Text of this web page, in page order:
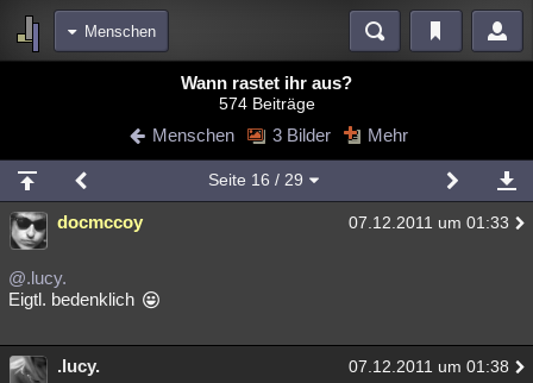
Menschen
Blogs Videos
Chat Wiki Neuigkeiten
meine Rubriken
Menschen Wissenschaft Mystery Kriminalfälle
Spiritualität
weitere Rubriken
Wann rastet ihr aus?
574 Beiträge
Menschen 3 Bilder Mehr
Seite 16 / 29
docmccoy 07.12.2011 um 01:33
@.lucy.
Eigtl. bedenklich
.lucy. 07.12.2011 um 01:38